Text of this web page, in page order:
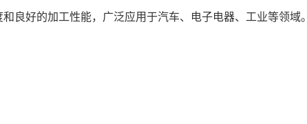
良好的加工性能，广泛应用于汽车、电子电器、工业等领域。